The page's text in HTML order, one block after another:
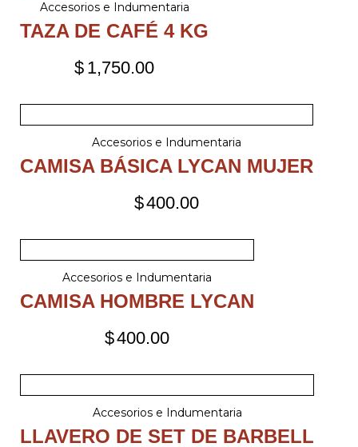
Accesorios e Indumentaria
TAZA DE CAFÉ 4 KG
$ 1,750.00
Accesorios e Indumentaria
CAMISA BÁSICA LYCAN MUJER
$400.00
Accesorios e Indumentaria
CAMISA HOMBRE LYCAN
$400.00
Accesorios e Indumentaria
LLAVERO DE SET DE BARBELL